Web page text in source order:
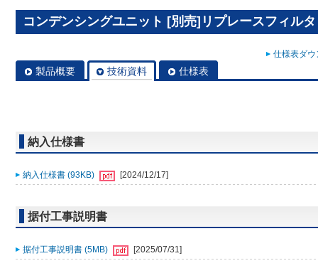
コンデンシングユニット [別売]リプレースフィル
仕様表ダ
製品概要 技術資料 仕様表
納入仕様書
納入仕様書 (93KB) [2024/12/17]
据付工事説明書
据付工事説明書 (5MB) [2025/07/31]